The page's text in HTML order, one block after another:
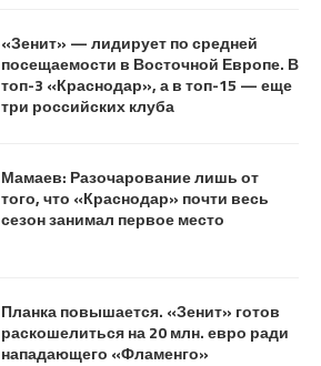
«Зенит» — лидирует по средней
посещаемости в Восточной Европе. В
топ-3 «Краснодар», а в топ-15 — еще
три российских клуба
Мамаев: Разочарование лишь от
того, что «Краснодар» почти весь
сезон занимал первое место
Планка повышается. «Зенит» готов
раскошелиться на 20 млн. евро ради
нападающего «Фламенго»